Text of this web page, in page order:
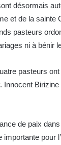
désormais
et de la sainte
pasteurs
ni à bénir
pasteurs
Innocent
de paix
pour